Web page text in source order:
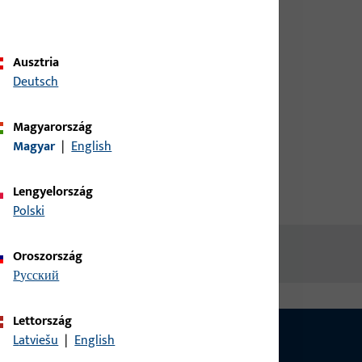
Ausztria
Deutsch
Magyarország
Magyar | English
Lengyelország
Polski
Oroszország
русский
Lettország
Latviešu | English